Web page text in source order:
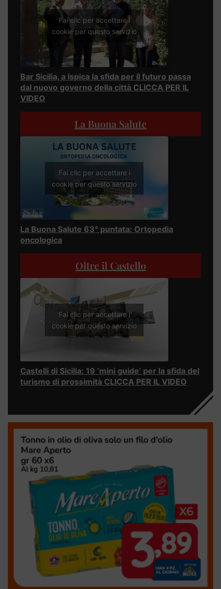
Fai clic per accettare i
cookie per questo servizio
Bar Sicilia, a Ispica la sfida per il futuro passa
dal nuovo governo della città CLICCA PER IL
VIDEO
La Buona Salute
Fai clic per accettare i
cookie per questo servizio
La Buona Salute 63° puntata: Ortopedia
oncologica
Oltre il Castello
Fai clic per accettare i
cookie per questo servizio
Castelli di Sicilia: 19 ‘mini guide’ per la sfida del
turismo di prossimità CLICCA PER IL VIDEO